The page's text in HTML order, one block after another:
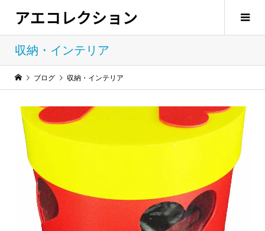
アエコレクション
収納・インテリア
ブログ 収納・インテリア